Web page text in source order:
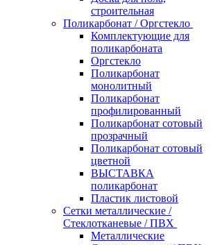
строительная
Поликарбонат / Оргстекло
Комплектующие для
поликарбоната
Оргстекло
Поликарбонат
монолитный
Поликарбонат
профилированный
Поликарбонат сотовый
прозрачный
Поликарбонат сотовый
цветной
ВЫСТАВКА
поликарбонат
Пластик листовой
Сетки металлические /
Стеклотканевые / ПВХ
Металлические